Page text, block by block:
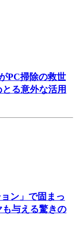
PC掃除の救世
る意外な活用
ン」で固まっ
与える驚きの